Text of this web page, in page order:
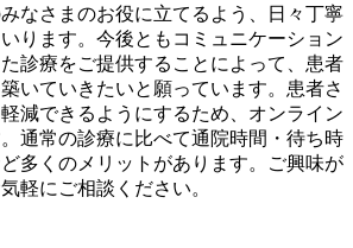
なさまのお役に立てるよう、日々丁寧
ります。今後ともコミュニケーション
診療をご提供することによって、患者
いていきたいと願っています。患者さ
減できるようにするため、オンライン
通常の診療に比べて通院時間・待ち時
多くのメリットがあります。ご興味が
軽にご相談ください。